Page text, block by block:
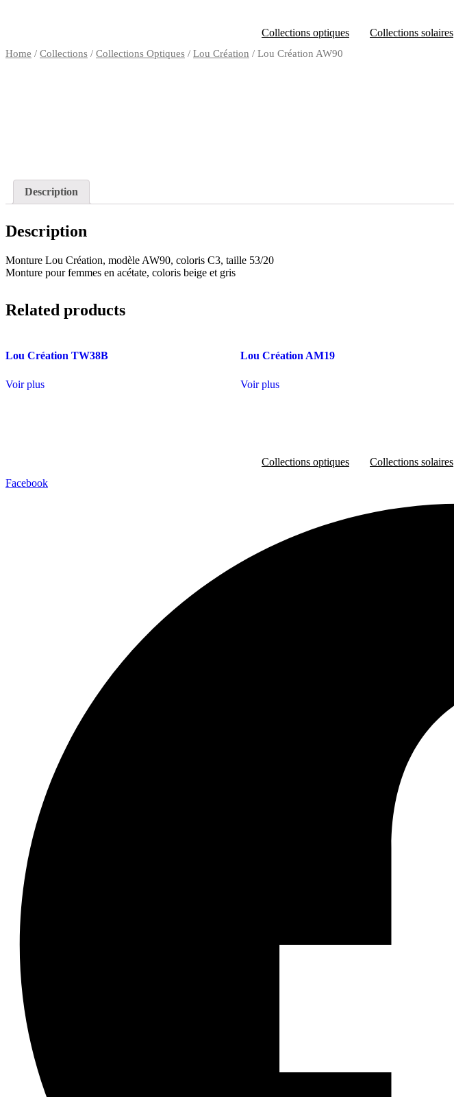
Collections optiques Collections solaires
Home / Collections / Collections Optiques / Lou Création / Lou Création AW90
Description
Description
Monture Lou Création, modèle AW90, coloris C3, taille 53/20
Monture pour femmes en acétate, coloris beige et gris
Related products
Lou Création TW38B
Voir plus
Lou Création AM19
Voir plus
Collections optiques Collections solaires
Facebook